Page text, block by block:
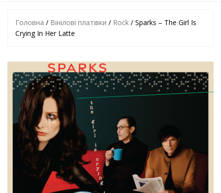
Головна / Вінілові платівки / Rock / Sparks – The Girl Is
Crying In Her Latte